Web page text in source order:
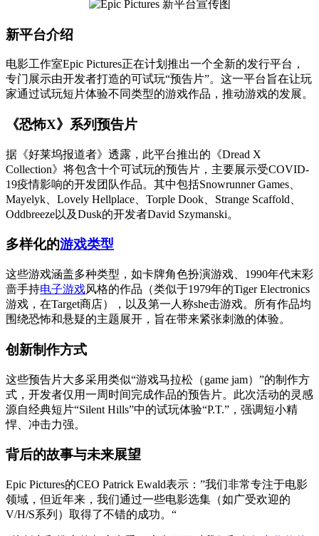
新平台介绍
电影工作室Epic Pictures正在计划推出一个全新的发行平台，
专门展示由开发者打造的可试玩“预告片”。这一平台旨在让玩
家通过试玩短片体验不同类型的游戏作品，推动游戏的发展。
《恐怖X》系列预告片
据《好莱坞报道者》透露，此平台推出的《Dread X
Collection》将包含十个可试玩的预告片，主要展示受COVID-
19疫情影响的开发团队作品。其中包括Snowrunner Games、
Mayelyk、Lovely Hellplace、Torple Dook、Strange Scaffold、
Oddbreeze以及Dusk的开发者David Szymanski。
多样化的游戏类型
这些游戏涵盖多种类型，如卡牌角色扮演游戏、1990年代末彩
啬手持电子游戏风格的作品（类似于1979年的Tiger Electronics
游戏，在Target商店），以及第一人称she击游戏。所有作品均
围绕恐怖和悬疑的主题展开，旨在带来紧张刺激的体验。
创新制作方式
这些预告片大多采用类似“游戏马拉松（game jam）”的制作方
式，开发者仅用一周时间完成作品的预告片。此次活动的灵感
源自经典短片“Silent Hills”中的试玩体验“P.T.”，强调短小精
悍、冲击力强。
背后的故事与未来展望
Epic Pictures的CEO Patrick Ewald表示：”我们非常专注于电影
领域，但近年来，我们通过一些电影选集（如广受欢迎的
V/H/S系列）取得了不错的成功。“